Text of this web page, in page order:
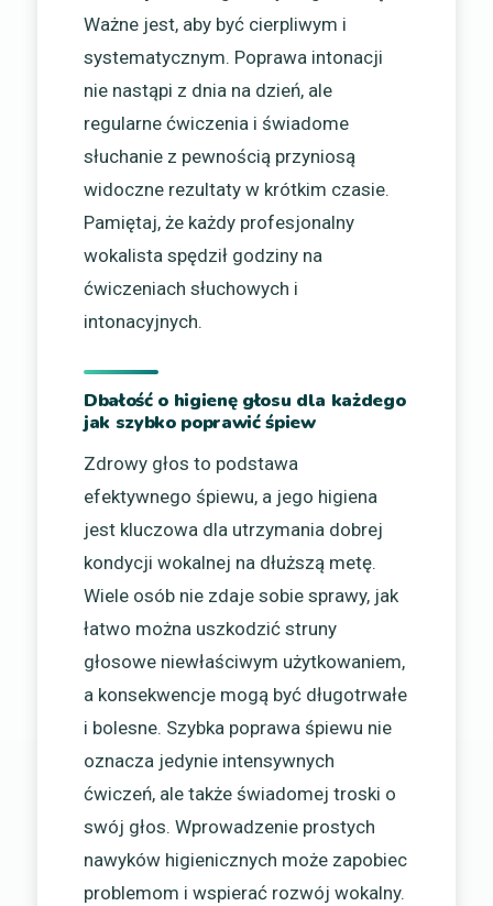
Ważne jest, aby być cierpliwym i
systematycznym. Poprawa intonacji
nie nastąpi z dnia na dzień, ale
regularne ćwiczenia i świadome
słuchanie z pewnością przyniosą
widoczne rezultaty w krótkim czasie.
Pamiętaj, że każdy profesjonalny
wokalista spędził godziny na
ćwiczeniach słuchowych i
intonacyjnych.
Dbałość o higienę głosu dla każdego
jak szybko poprawić śpiew
Zdrowy głos to podstawa
efektywnego śpiewu, a jego higiena
jest kluczowa dla utrzymania dobrej
kondycji wokalnej na dłuższą metę.
Wiele osób nie zdaje sobie sprawy, jak
łatwo można uszkodzić struny
głosowe niewłaściwym użytkowaniem,
a konsekwencje mogą być długotrwałe
i bolesne. Szybka poprawa śpiewu nie
oznacza jedynie intensywnych
ćwiczeń, ale także świadomej troski o
swój głos. Wprowadzenie prostych
nawyków higienicznych może zapobiec
problemom i wspierać rozwój wokalny.